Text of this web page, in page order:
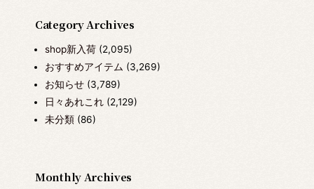
Category Archives
shop新入荷(2,095)
おすすめアイテム (3,269)
お知らせ(3,789)
日々あれこれ(2,129)
未分類(86)
Monthly Archives